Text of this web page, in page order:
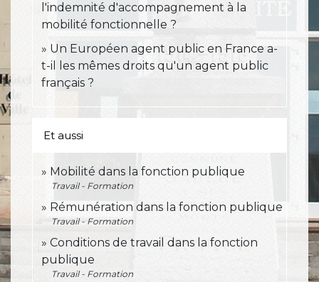
l'indemnité d'accompagnement à la
mobilité fonctionnelle ?
Un Européen agent public en France a-
t-il les mêmes droits qu'un agent public
français ?
Et aussi
Mobilité dans la fonction publique
Travail - Formation
Rémunération dans la fonction publique
Travail - Formation
Conditions de travail dans la fonction
publique
Travail - Formation